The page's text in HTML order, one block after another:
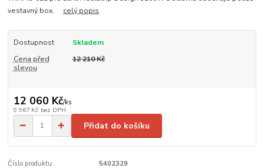
vestavný box. celý popis
Dostupnost
Skladem
Cena před
slevou
12 210 Kč
12 060 Kč/ks
9 967 Kč bez DPH
Přidat do košíku
Číslo produktu:
5402329